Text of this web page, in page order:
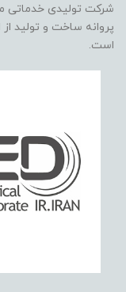
شرکت تولیدی خدماتی
پروانه ساخت و تولید از
است.